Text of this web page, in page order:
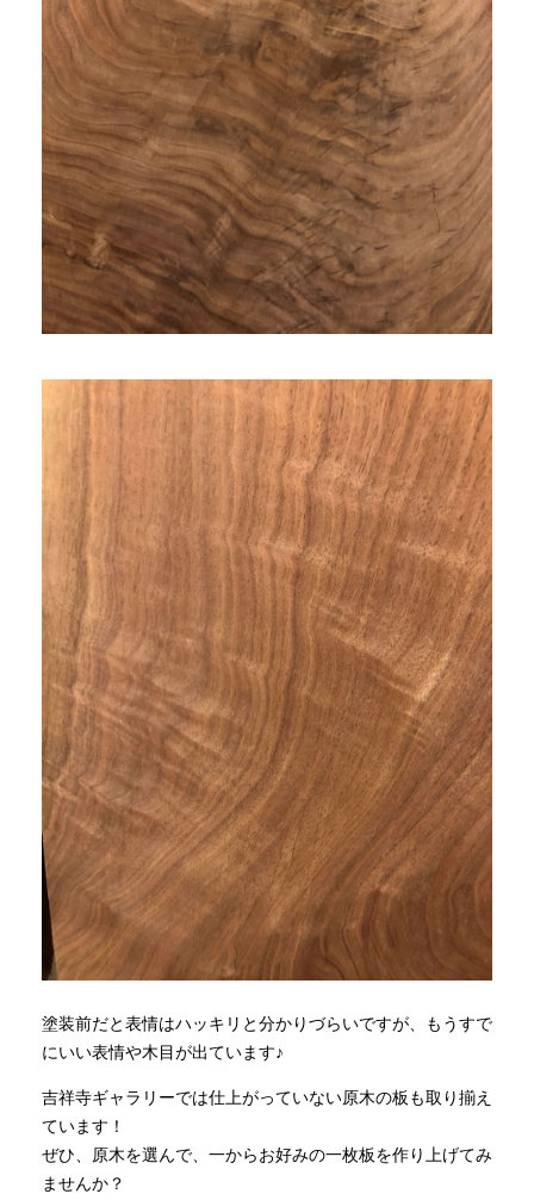
塗装前だと表情はハッキリと分かりづらいですが、もうすで
にいい表情や木目が出ています♪
吉祥寺ギャラリーでは仕上がっていない原木の板も取り揃え
ています！
ぜひ、原木を選んで、一からお好みの一枚板を作り上げてみ
ませんか？